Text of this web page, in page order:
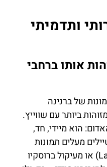
ותדמיתי
אותו ברחבי
של ברנינה
ביותר עם שווייץ.
הוא מיידי, חד,
מעלים תמונות
מגשר לנדוואסר (Landwasser) או מעיקול ברוסקיו